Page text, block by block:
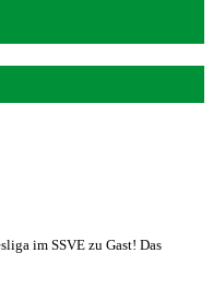
im SSVE zu Gast! Das